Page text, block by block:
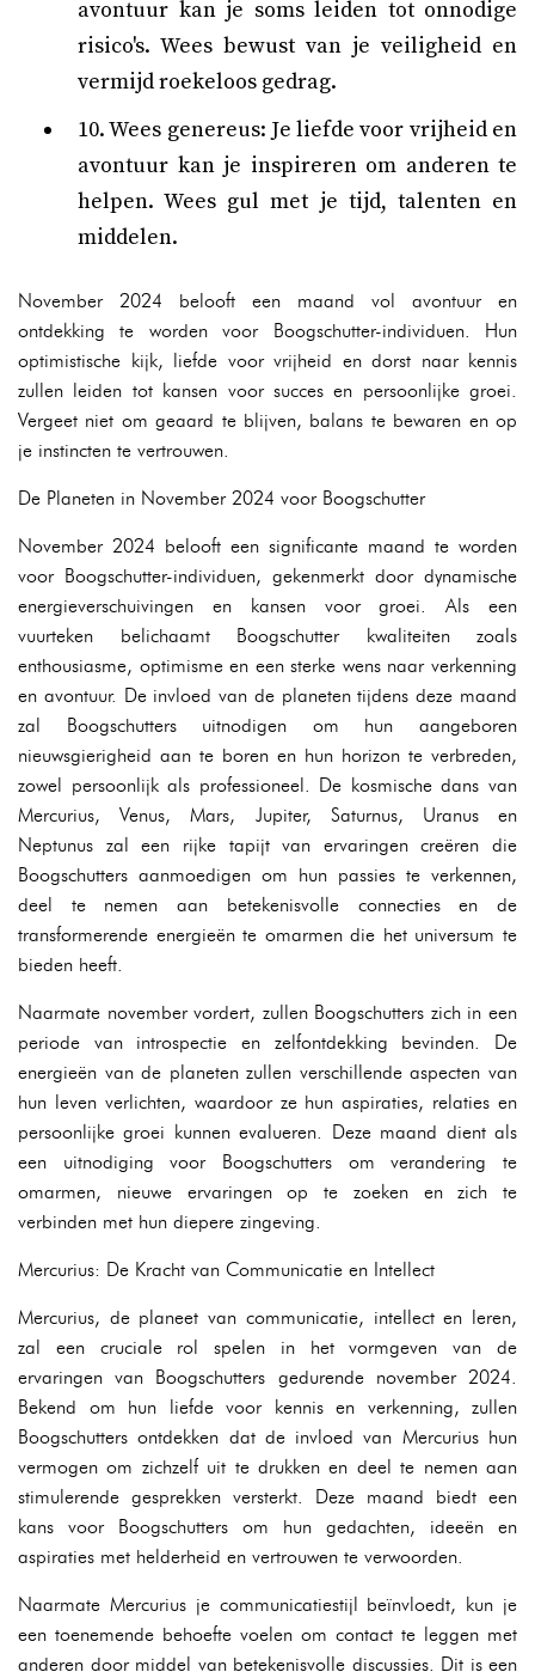
avontuur kan je soms leiden tot onnodige
risico's. Wees bewust van je veiligheid en
vermijd roekeloos gedrag.
10. Wees genereus: Je liefde voor vrijheid en
avontuur kan je inspireren om anderen te
helpen. Wees gul met je tijd, talenten en
middelen.
November 2024 belooft een maand vol avontuur en
ontdekking te worden voor Boogschutter-individuen. Hun
optimistische kijk, liefde voor vrijheid en dorst naar kennis
zullen leiden tot kansen voor succes en persoonlijke groei.
Vergeet niet om geaard te blijven, balans te bewaren en op
je instincten te vertrouwen.
De Planeten in November 2024 voor Boogschutter
November 2024 belooft een significante maand te worden
voor Boogschutter-individuen, gekenmerkt door dynamische
energieverschuivingen en kansen voor groei. Als een
vuurteken belichaamt Boogschutter kwaliteiten zoals
enthousiasme, optimisme en een sterke wens naar verkenning
en avontuur. De invloed van de planeten tijdens deze maand
zal Boogschutters uitnodigen om hun aangeboren
nieuwsgierigheid aan te boren en hun horizon te verbreden,
zowel persoonlijk als professioneel. De kosmische dans van
Mercurius, Venus, Mars, Jupiter, Saturnus, Uranus en
Neptunus zal een rijke tapijt van ervaringen creëren die
Boogschutters aanmoedigen om hun passies te verkennen,
deel te nemen aan betekenisvolle connecties en de
transformerende energieën te omarmen die het universum te
bieden heeft.
Naarmate november vordert, zullen Boogschutters zich in een
periode van introspectie en zelfontdekking bevinden. De
energieën van de planeten zullen verschillende aspecten van
hun leven verlichten, waardoor ze hun aspiraties, relaties en
persoonlijke groei kunnen evalueren. Deze maand dient als
een uitnodiging voor Boogschutters om verandering te
omarmen, nieuwe ervaringen op te zoeken en zich te
verbinden met hun diepere zingeving.
Mercurius: De Kracht van Communicatie en Intellect
Mercurius, de planeet van communicatie, intellect en leren,
zal een cruciale rol spelen in het vormgeven van de
ervaringen van Boogschutters gedurende november 2024.
Bekend om hun liefde voor kennis en verkenning, zullen
Boogschutters ontdekken dat de invloed van Mercurius hun
vermogen om zichzelf uit te drukken en deel te nemen aan
stimulerende gesprekken versterkt. Deze maand biedt een
kans voor Boogschutters om hun gedachten, ideeën en
aspiraties met helderheid en vertrouwen te verwoorden.
Naarmate Mercurius je communicatiestijl beïnvloedt, kun je
een toenemende behoefte voelen om contact te leggen met
anderen door middel van betekenisvolle discussies. Dit is een